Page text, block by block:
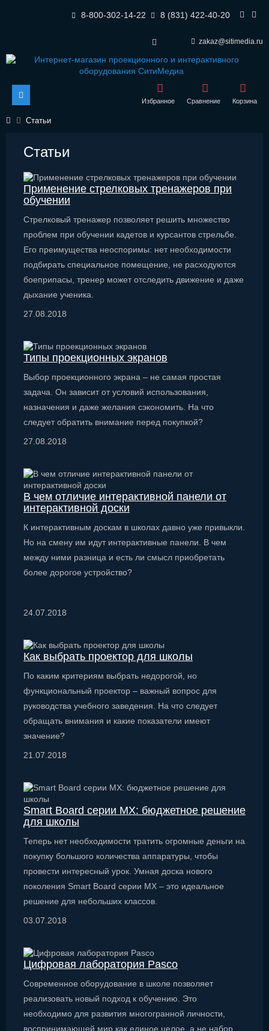
8 (831) 422-40-20
8-800-302-14-22
zakaz@sitimedia.ru
Корзина
Сравнение
Избранное
Статьи
Статьи
Применение стрелковых тренажеров при
обучении
Стрелковый тренажер позволяет решить множество
проблем при обучении кадетов и курсантов стрельбе.
Его преимущества неоспоримы: нет необходимости
подбирать специальное помещение, не расходуются
боеприпасы, тренер может отследить движение и даже
дыхание ученика.
27.08.2018
Типы проекционных экранов
Выбор проекционного экрана – не самая простая
задача. Он зависит от условий использования,
назначения и даже желания сэкономить. На что
следует обратить внимание перед покупкой?
27.08.2018
В чем отличие интерактивной панели от
интерактивной доски
К интерактивным доскам в школах давно уже привыкли.
Но на смену им идут интерактивные панели. В чем
между ними разница и есть ли смысл приобретать
более дорогое устройство?
24.07.2018
Как выбрать проектор для школы
По каким критериям выбрать недорогой, но
функциональный проектор – важный вопрос для
руководства учебного заведения. На что следует
обращать внимания и какие показатели имеют
значение?
21.07.2018
Smart Board серии MX: бюджетное решение
для школы
Теперь нет необходимости тратить огромные деньги на
покупку большого количества аппаратуры, чтобы
провести интересный урок. Умная доска нового
поколения Smart Board серии MX – это идеальное
решение для небольших классов.
03.07.2018
Цифровая лаборатория Pasco
Современное оборудование в школе позволяет
реализовать новый подход к обучению. Это
необходимо для развития многогранной личности,
воспринимающей мир как единое целое, а не набор